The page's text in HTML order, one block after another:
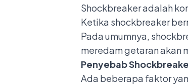
Shockbreaker adalah
Ketika shockbreaker
Pada umumnya,
meredam getaran akan
Penyebab
Ada beberapa faktor